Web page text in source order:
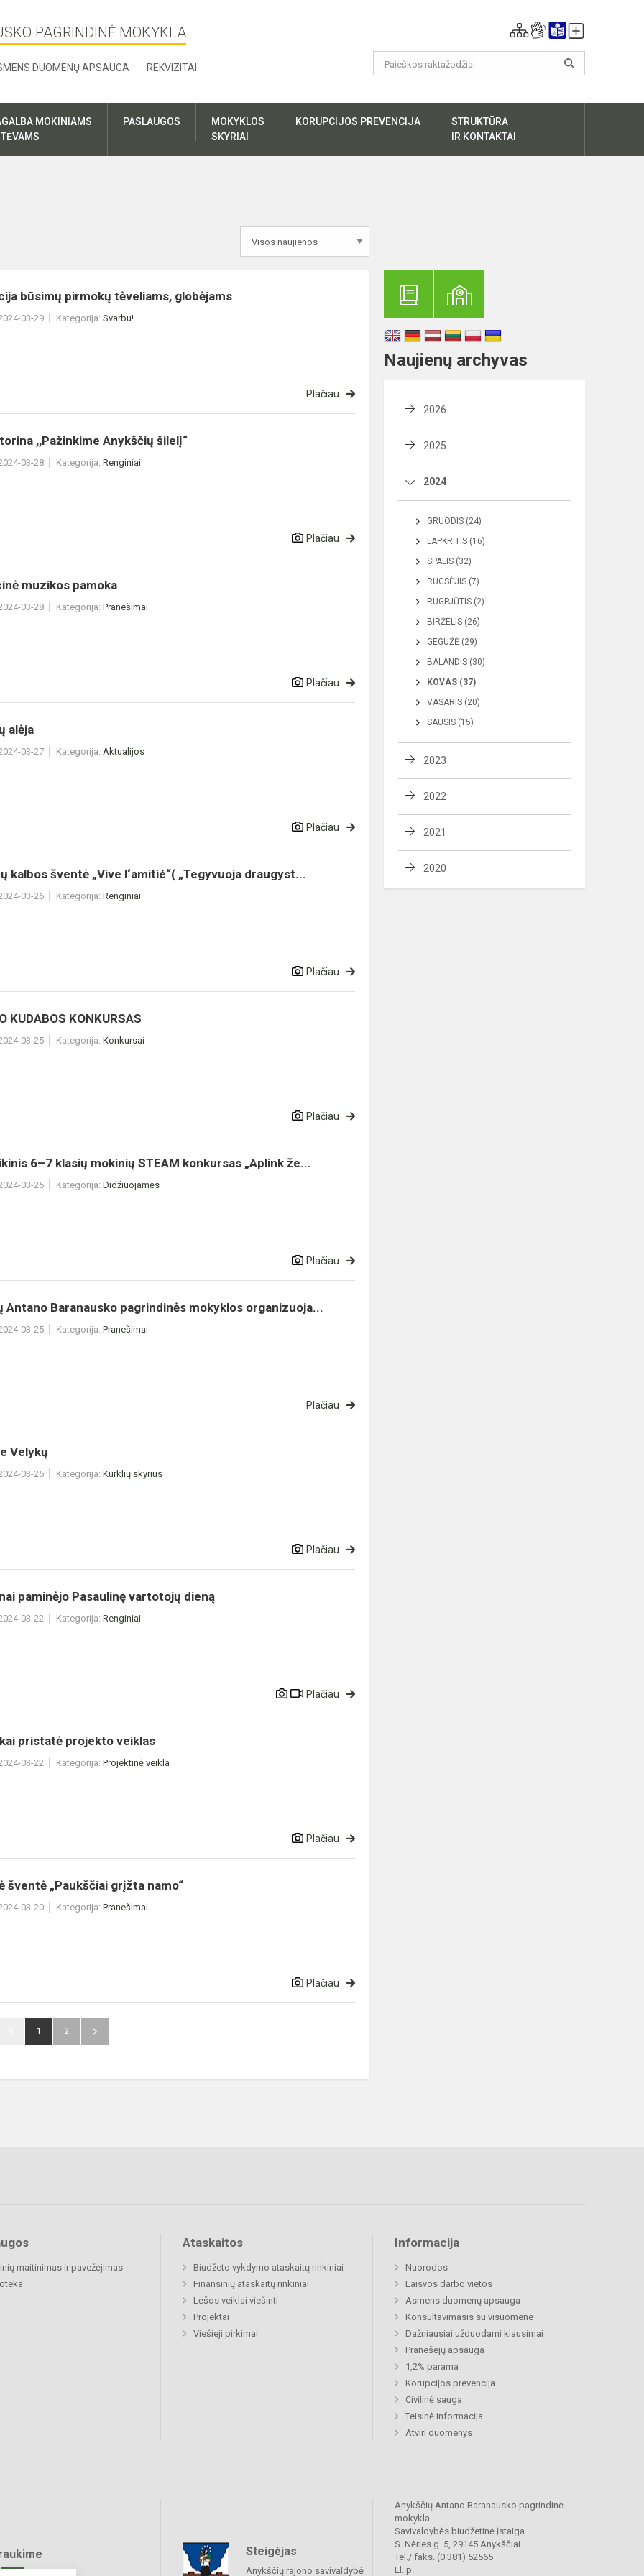
PAGRINDINĖ MOKYKLA
DUOMENŲ APSAUGA REKVIZITAI
MOKINIAMS
TĖVAMS
PASLAUGOS
MOKYKLOS
SKYRIAI
KORUPCIJOS PREVENCIJA
STRUKTŪRA
IR KONTAKTAI
būsimų pirmokų tėveliams, globėjams
03-29 Kategorija: Svarbu!
Plačiau
,,Pažinkime Anykščių šilelį“
03-28 Kategorija: Renginiai
Plačiau
muzikos pamoka
03-28 Kategorija: Pranešimai
Plačiau
alėja
03-27 Kategorija: Aktualijos
Plačiau
kalbos šventė „Vive l‘amitié“( „Tegyvuoja draugyst...
03-26 Kategorija: Renginiai
Plačiau
KUDABOS KONKURSAS
03-25 Kategorija: Konkursai
Plačiau
6–7 klasių mokinių STEAM konkursas „Aplink že...
03-25 Kategorija: Didžiuojamės
Plačiau
Antano Baranausko pagrindinės mokyklos organizuoja...
03-25 Kategorija: Pranešimai
Plačiau
Velykų
03-25 Kategorija: Kurklių skyrius
Plačiau
paminėjo Pasaulinę vartotojų dieną
03-22 Kategorija: Renginiai
Plačiau
pristatė projekto veiklas
03-22 Kategorija: Projektinė veikla
Plačiau
šventė „Paukščiai grįžta namo“
03-20 Kategorija: Pranešimai
Plačiau
1 2
Naujienų archyvas
2026
2025
2024
GRUODIS (24)
LAPKRITIS (16)
SPALIS (32)
RUGSĖJIS (7)
RUGPJŪTIS (2)
BIRŽELIS (26)
GEGUŽĖ (29)
BALANDIS (30)
KOVAS (37)
VASARIS (20)
SAUSIS (15)
2023
2022
2021
2020
maitinimas ir pavežėjimas
Ataskaitos
Biudžeto vykdymo ataskaitų rinkiniai
Finansinių ataskaitų rinkiniai
Lėšos veiklai viešinti
Projektai
Viešieji pirkimai
Informacija
Nuorodos
Laisvos darbo vietos
Asmens duomenų apsauga
Konsultavimasis su visuomene
Dažniausiai užduodami klausimai
Pranešėjų apsauga
1,2% parama
Korupcijos prevencija
Civilinė sauga
Teisinė informacija
Atviri duomenys
Steigėjas
Anykščių rajono savivaldybė
Anykščių Antano Baranausko pagrindinė
mokykla
Savivaldybės biudžetinė įstaiga
S. Nėries g. 5, 29145 Anykščiai
Tel./ faks. (0 381) 52565
El. p.